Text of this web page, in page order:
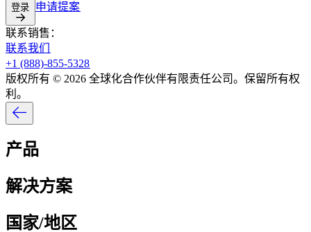
登录​​ 申请提案​​
联系销售：​​
联系我们​​
+1 (888)-855-5328​​
版权所有 © 2026 全球化合作伙伴有限责任公司。保留所有权
利。​​
产品​​
解决方案​​
国家/地区​​